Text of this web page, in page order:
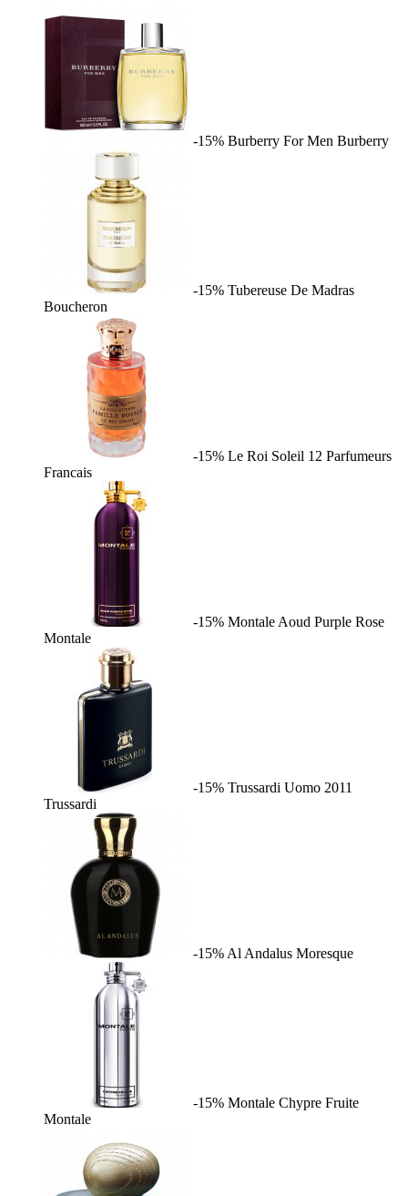
-15% Burberry For Men Burberry
-15% Tubereuse De Madras
Boucheron
-15% Le Roi Soleil 12 Parfumeurs
Francais
-15% Montale Aoud Purple Rose
Montale
-15% Trussardi Uomo 2011
Trussardi
-15% Al Andalus Moresque
-15% Montale Chypre Fruite
Montale